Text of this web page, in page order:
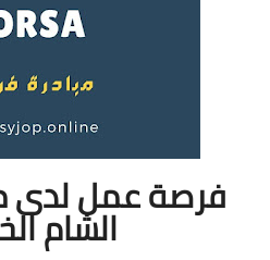
فرصة عمل لدى
الشام